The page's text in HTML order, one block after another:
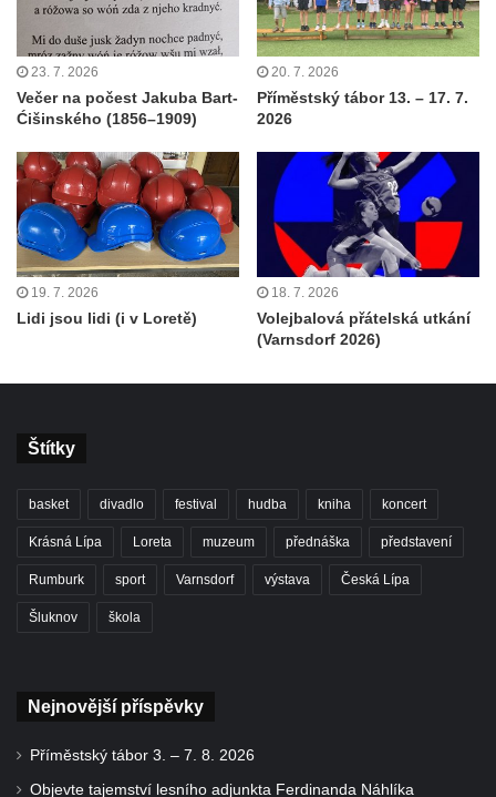
23. 7. 2026
Večer na počest Jakuba Bart-
Ćišinského (1856–1909)
20. 7. 2026
Příměstský tábor 13. – 17. 7.
2026
19. 7. 2026
Lidi jsou lidi (i v Loretě)
18. 7. 2026
Volejbalová přátelská utkání
(Varnsdorf 2026)
Štítky
basket divadlo festival hudba kniha koncert
Krásná Lípa Loreta muzeum přednáška představení
Rumburk sport Varnsdorf výstava Česká Lípa
Šluknov škola
Nejnovější příspěvky
Příměstský tábor 3. – 7. 8. 2026
Objevte tajemství lesního adjunkta Ferdinanda Náhlíka